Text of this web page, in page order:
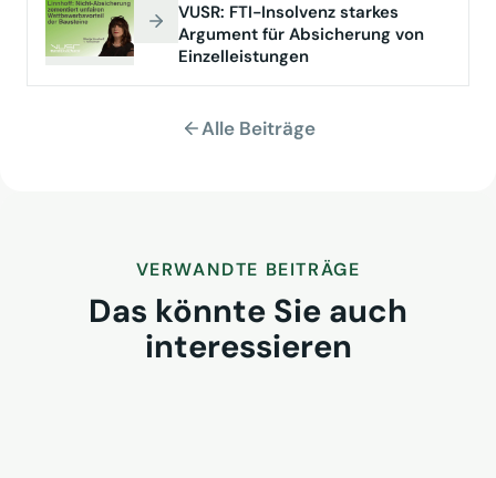
VUSR: FTI-Insolvenz starkes
Argument für Absicherung von
Einzelleistungen
Alle Beiträge
VERWANDTE BEITRÄGE
Das könnte Sie auch
interessieren